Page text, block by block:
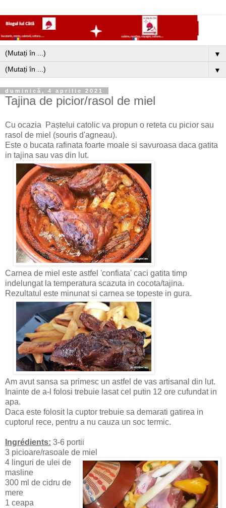
▼
▼
duminică, 4 aprilie 2021
Tajina de picior/rasol de miel
Cu ocazia Paștelui catolic va propun o reteta cu picior sau
rasol de miel (souris d'agneau).
Este o bucata rafinata foarte moale si savuroasa daca gatita
in tajina sau vas din lut.
Carnea de miel este astfel 'confiata' caci gatita timp
indelungat la temperatura scazuta in cocota/tajina.
Rezultatul este minunat si carnea se topeste in gura.
Am avut sansa sa primesc un astfel de vas artisanal din lut.
Inainte de a-l folosi trebuie lasat cel putin 12 ore cufundat in
apa.
Daca este folosit la cuptor trebuie sa demarati gatirea in
cuptorul rece, pentru a nu cauza un soc termic.
Ingrédients: 3-6 portii
3 picioare/rasoale de miel
4 linguri de ulei de
masline
300 ml de cidru de
mere
1 ceapa